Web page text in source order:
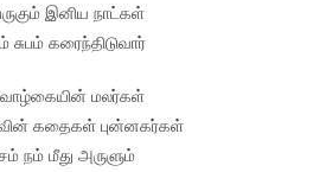
இனிய நாட்கள்
கரைந்திடுவார்
வாழ்கையின் மலர்கள்
கதைகள் புன்னகர்கள்
நம் மீது அருளும்